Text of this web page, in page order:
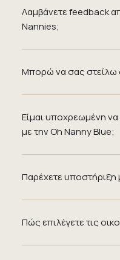
Λαμβάνετε feedback
Nannies;
Μπορώ να σας στείλω
Είμαι υποχρεωμένη
με την Oh Nanny Blue;
Παρέχετε
Πώς επιλέγετε τις